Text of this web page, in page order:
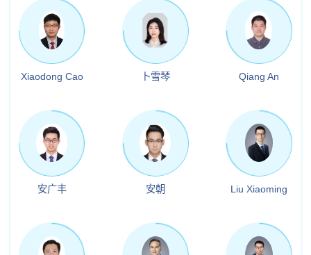
Xiaodong Cao 卜雪琴 Qiang An
安广丰 安朝 Liu Xiaoming